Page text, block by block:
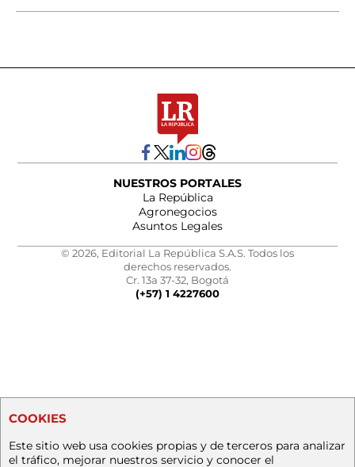
NUESTROS PORTALES
La República
Agronegocios
Asuntos Legales
© 2026, Editorial La República S.A.S. Todos los
derechos reservados.
Cr. 13a 37-32, Bogotá
(+57) 1 4227600
COOKIES
Este sitio web usa cookies propias y de terceros para analizar
el tráfico, mejorar nuestros servicio y conocer el